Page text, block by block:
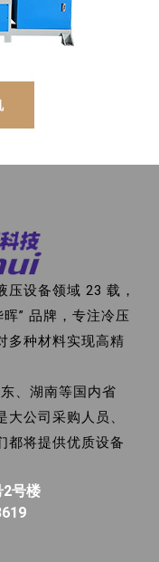
压设备领域 23 载，
” 品牌，专注冷压
多种材料实现高精
、湖南等国内省
公司采购人员、
都将提供优质设备
号楼